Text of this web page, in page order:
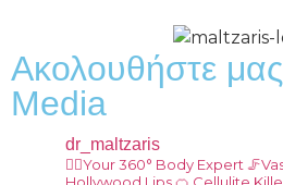
Ακολουθήστε
Media
dr_maltzaris
👨‍⚕️Your 360° Body Expert